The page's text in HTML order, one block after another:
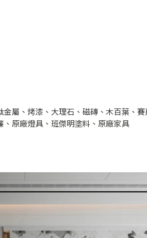
屬、烤漆、大理石、磁磚、木百葉、
原廠燈具、班傑明塗料、原廠家具